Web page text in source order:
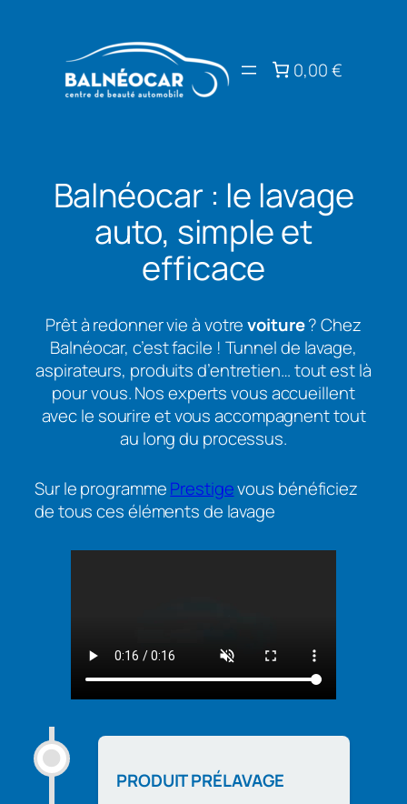
contenu
0,00 €
Balnéocar : le lavage
auto, simple et
efficace
Prêt à redonner vie à votrevoiture? Chez
Balnéocar, c’est facile ! Tunnel de lavage,
aspirateurs, produits d’entretien… tout est là
pour vous. Nos experts vous accueillent
avec le sourire et vous accompagnent tout
au long du processus.
Sur le programmePrestigevous bénéficiez
de tous ces éléments de lavage
PRODUIT PRÉLAVAGE